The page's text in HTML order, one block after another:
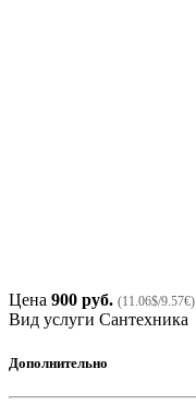
Цена 900 руб. (11.06$/9.57€)
Вид услуги Сантехника
Дополнительно